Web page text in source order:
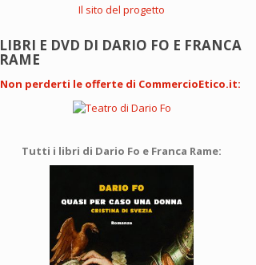
Il sito del progetto
LIBRI E DVD DI DARIO FO E FRANCA
RAME
Non perderti le offerte di CommercioEtico.it:
Tutti i libri di Dario Fo e Franca Rame: